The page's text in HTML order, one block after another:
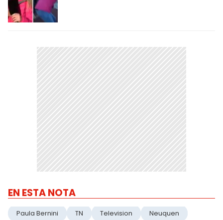
EN ESTA NOTA
Paula Bernini TN Television Neuquen